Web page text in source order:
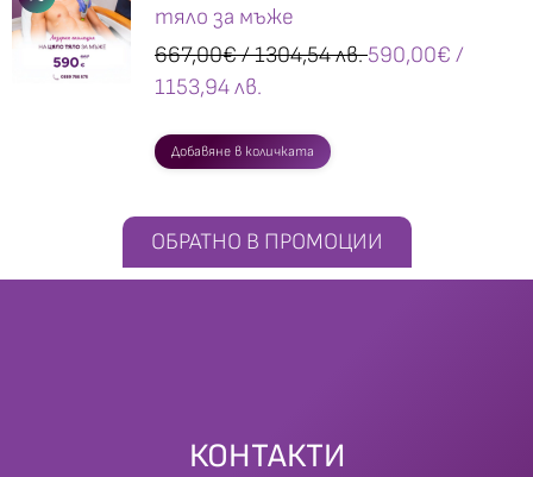
тяло за мъже
667,00€/ 1304,54 лв.590,00€ /
1153,94 лв.
Добавяне в количката
ОБРАТНО В ПРОМОЦИИ
КОНТАКТИ